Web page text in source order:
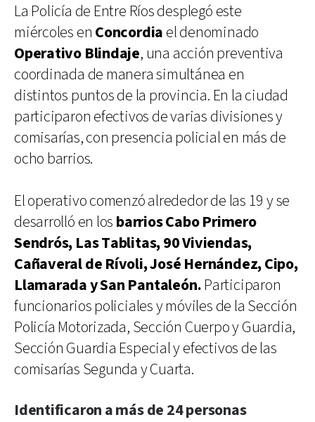
La Policía de Entre Ríos desplegó este
miércoles en Concordia el denominado
Operativo Blindaje, una acción preventiva
coordinada de manera simultánea en
distintos puntos de la provincia. En la ciudad
participaron efectivos de varias divisiones y
comisarías, con presencia policial en más de
ocho barrios.
El operativo comenzó alrededor de las 19 y se
desarrolló en los barrios Cabo Primero
Sendrós, Las Tablitas, 90 Viviendas,
Cañaveral de Rívoli, José Hernández, Cipo,
Llamarada y San Pantaleón.Participaron
funcionarios policiales y móviles de la Sección
Policía Motorizada, Sección Cuerpo y Guardia,
Sección Guardia Especial y efectivos de las
comisarías Segunda y Cuarta.
Identificaron a más de 24 personas